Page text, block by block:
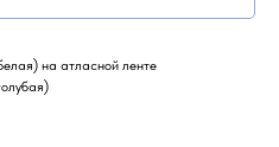
на атласной ленте